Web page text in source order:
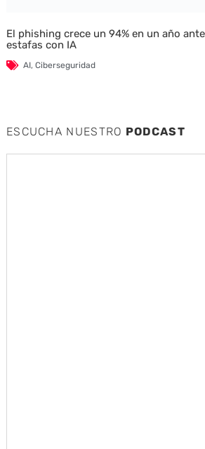
El phishing crece un 94% en un año
estafas con IA
AI, Ciberseguridad
ESCUCHA NUESTRO PODCAST